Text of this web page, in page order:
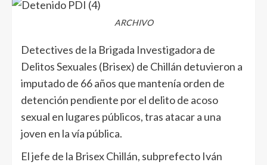
ARCHIVO
Detectives de la Brigada Investigadora de
Delitos Sexuales (Brisex) de Chillán detuvieron a
imputado de 66 años que mantenía orden de
detención pendiente por el delito de acoso
sexual en lugares públicos, tras atacar a una
joven en la vía pública.
El jefe de la Brisex Chillán, subprefecto Iván